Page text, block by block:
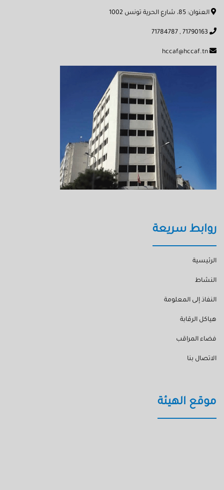
العنوان: 85، شارع الحرية تونس 1002
روابط سريعة
الرئيسية
النشاط
النفاذ إلى المعلومة
هياكل الرقابة
فضاء المراقب
الاتصال بنا
موقع الهيئة